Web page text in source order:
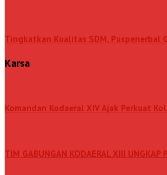
Tingkatkan Kualitas SDM, Puspenerbal
Karsa
Komandan Kodaeral XIV Ajak Perkuat
TIM GABUNGAN KODAERAL XIII UNGKAP